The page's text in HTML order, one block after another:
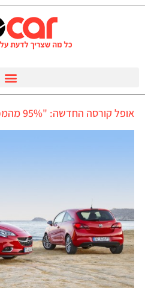
אופל קורסה החדשה: "95% מהמכירות יהיו מהגרסה האוטומטית"